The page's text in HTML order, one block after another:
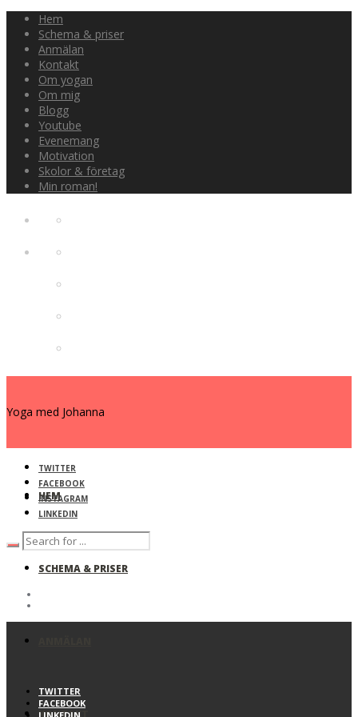
Hem
Schema & priser
Anmälan
Kontakt
Om yogan
Om mig
Blogg
Youtube
Evenemang
Motivation
Skolor & företag
Min roman!
Yoga med Johanna
HEM
SCHEMA & PRISER
KONTAKT
TWITTER
FACEBOOK
INSTAGRAM
LINKEDIN
TWITTER
FACEBOOK